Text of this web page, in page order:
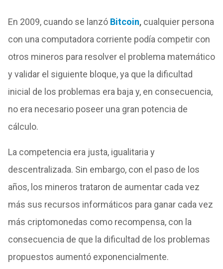
En 2009, cuando se lanzó Bitcoin,cualquier persona
con una computadora corriente podía competir con
otros mineros para resolver el problema matemático
y validar el siguiente bloque, ya que la dificultad
inicial de los problemas era baja y, en consecuencia,
no era necesario poseer una gran potencia de
cálculo.
La competencia era justa, igualitaria y
descentralizada. Sin embargo, con el paso de los
años, los mineros trataron de aumentar cada vez
más sus recursos informáticos para ganar cada vez
más criptomonedas como recompensa, con la
consecuencia de que la dificultad de los problemas
propuestos aumentó exponencialmente.